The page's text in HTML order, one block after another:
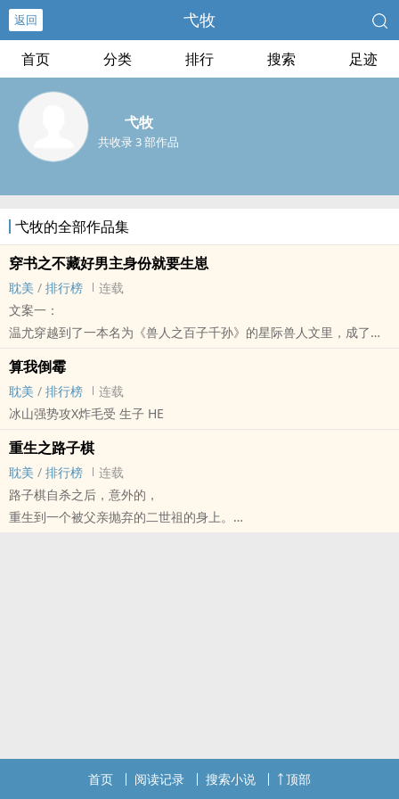
返回 弋牧
首页 分类 排行 搜索 足迹
弋牧
共收录 3 部作品
弋牧的全部作品集
穿书之不藏好男主身份就要生崽
耽美 / 排行榜
连载
文案一：
温尤穿越到了一本名为《兽人之百子千孙》的星际兽人文里，成了同
温尤穿到书里，震惊了！
这意味着他要下一窝一窝的蛋，养一窝一窝的崽！这还能好吗？？！
直男温尤第一步计划：搞丢另一位男主博西寻找命中注定伴侣的缘
石。
博西：……
从未见过如此奔放的追求者……
算我倒霉
耽美 / 排行榜
连载
冰山强势攻X炸毛受 生子 HE
重生之路子棋
耽美 / 排行榜
连载
路子棋自杀之后，意外的，
重生到一个被父亲抛弃的二世祖的身上。
首页 阅读记录 搜索小说 顶部